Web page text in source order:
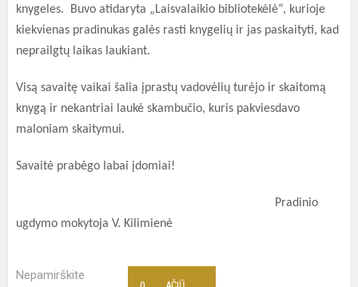
knygeles. Buvo atidaryta „Laisvalaikio bibliotekėlė“, kurioje
kiekvienas pradinukas galės rasti knygelių ir jas paskaityti, kad
neprailgtų laikas laukiant.
Visą savaitę vaikai šalia įprastų vadovėlių turėjo ir skaitomą
knygą ir nekantriai laukė skambučio, kuris pakviesdavo
maloniam skaitymui.
Savaitė prabėgo labai įdomiai!
Pradinio
ugdymo mokytoja V. Kilimienė
Nepamirškite